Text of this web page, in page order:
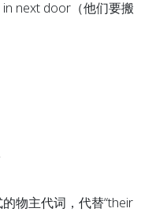
in next door（他们要搬
物主代词，代替“their